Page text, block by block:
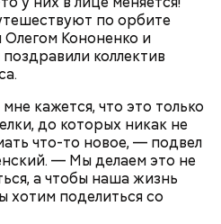
по орбите
Олегом Кононенко и
коллектив
кажется, что это только
до которых никак не
что-то новое, — подвел
— Мы делаем это не
а чтобы наша жизнь
хотим поделиться со
траурный зал, где
оформлен в темных и
Ильича
розового спектра,
зайти в метро, а у
мол, уберите —
подставки есть для
на подставки не ставят,
прямо мешает очень
лет.